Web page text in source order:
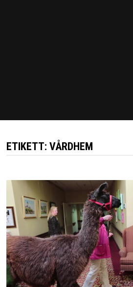
ETIKETT: VÅRDHEM